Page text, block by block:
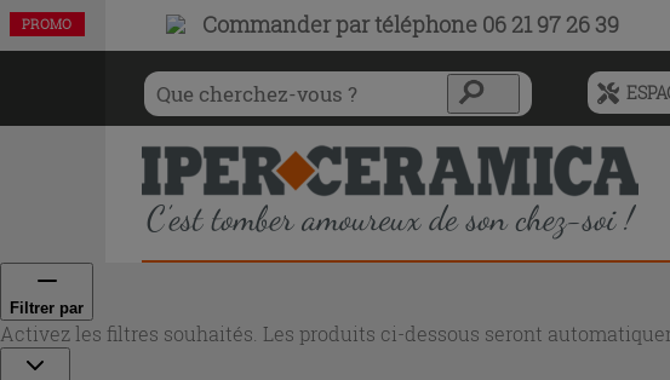
Commander par téléphone 06 21 97 26 39
Menu
l'historique
des
recherches
du
du
Filtrer par
Activez les filtres souhaités. Les produits ci-dessous seront
PROMO
PROMO